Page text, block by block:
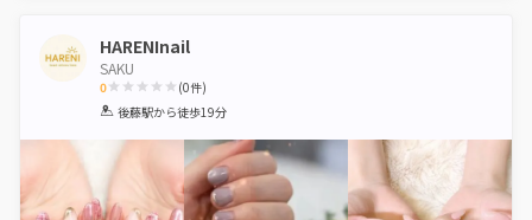
HARENInail
SAKU
0
1 2 3 4 5
(0件)
後藤駅から徒歩19分